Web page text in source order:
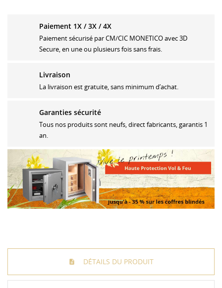
Paiement 1X / 3X / 4X
Paiement sécurisé par CM/CIC MONETICO avec 3D
Secure, en une ou plusieurs fois sans frais.
Livraison
La livraison est gratuite, sans minimum d’achat.
Garanties sécurité
Tous nos produits sont neufs, direct fabricants, garantis 1
an.
DÉTAILS DU PRODUIT
MES LISTES
CRÉER UNE LISTE D'ENVIES
Annuler Créer une liste d'envies
CONNEXION
Vous devez être connecté pour ajouter des produits à
votre liste d'envies.
Annuler